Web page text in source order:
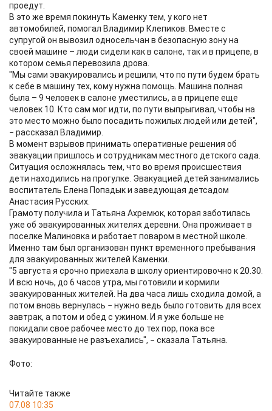
проедут.
В это же время покинуть Каменку тем, у кого нет
автомобилей, помогал Владимир Клепиков. Вместе с
супругой он вывозил односельчан в безопасную зону на
своей машине – люди сидели как в салоне, так и в прицепе, в
котором семья перевозила дрова.
"Мы сами эвакуировались и решили, что по пути будем брать
к себе в машину тех, кому нужна помощь. Машина полная
была – 9 человек в салоне уместились, а в прицепе еще
человек 10. Кто сам мог идти, по пути выпрыгивал, чтобы на
это место можно было посадить пожилых людей или детей",
− рассказал Владимир.
В момент взрывов принимать оперативные решения об
эвакуации пришлось и сотрудникам местного детского сада.
Ситуация осложнялась тем, что во время происшествия
дети находились на прогулке. Эвакуацией детей занимались
воспитатель Елена Попадык и заведующая детсадом
Анастасия Русских.
Грамоту получила и Татьяна Ахремюк, которая заботилась
уже об эвакуированных жителях деревни. Она проживает в
поселке Малиновка и работает поваром в местной школе.
Именно там был организован пункт временного пребывания
для эвакуированных жителей Каменки.
"5 августа я срочно приехала в школу ориентировочно к 20.30.
И всю ночь, до 6 часов утра, мы готовили и кормили
эвакуированных жителей. На два часа лишь сходила домой, а
потом вновь вернулась − нужно ведь было готовить для всех
завтрак, а потом и обед с ужином. И я уже больше не
покидали свое рабочее место до тех пор, пока все
эвакуированные не разъехались", − сказала Татьяна.
Фото:
Читайте также
07.08 10:35